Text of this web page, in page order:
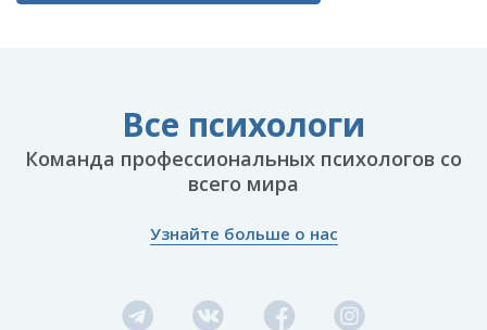
Все психологи
Команда профессиональных психологов со
всего мира
Узнайте больше о нас